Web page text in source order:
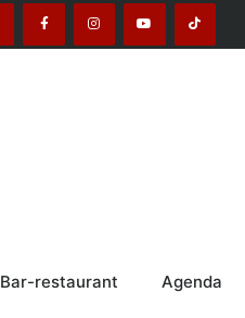
Bar-restaurant Agenda